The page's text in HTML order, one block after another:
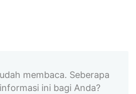
membaca. Seberapa
ini bagi Anda?